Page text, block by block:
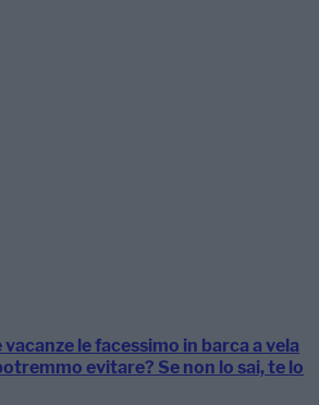
vacanze le facessimo in barca a vela
evitare? Se non lo sai, te lo